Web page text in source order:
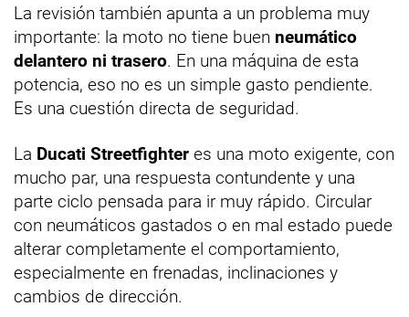
La revisión también apunta a un problema muy
importante: la moto no tiene buen neumático
delantero ni trasero. En una máquina de esta
potencia, eso no es un simple gasto pendiente.
Es una cuestión directa de seguridad.
La Ducati Streetfighter es una moto exigente, con
mucho par, una respuesta contundente y una
parte ciclo pensada para ir muy rápido. Circular
con neumáticos gastados o en mal estado puede
alterar completamente el comportamiento,
especialmente en frenadas, inclinaciones y
cambios de dirección.